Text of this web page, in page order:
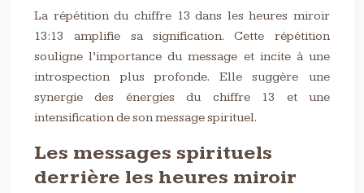
La répétition du chiffre 13 dans les heures miroir
13:13 amplifie sa signification. Cette répétition
souligne l’importance du message et incite à une
introspection plus profonde. Elle suggère une
synergie des énergies du chiffre 13 et une
intensification de son message spirituel.
Les messages spirituels
derrière les heures miroir